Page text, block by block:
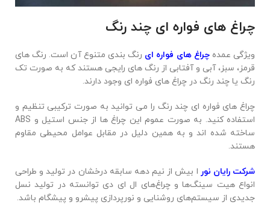
چراغ های فواره ای چند رنگ
ویژگی عمدهچراغ های فواره ای رنگ بندی متنوع آن است. رنگ های
قرمز، سبز، آبی و آفتابی از رنگ های رایجی هستند که به صورت تک
رنگ یا چند رنگ در چراغ های فواره ای وجود دارند.
چراغ های فواره ای چند رنگ را می توانید به صورت ترکیبی تنظیم و
استفاده کنید. به صورت عموم این چراغ ها از جنس استیل و ABS
ساخته شده اند و به همین دلیل در مقابل عوامل محیطی مقاوم
هستند.
شرکت رایان نور ا بیش از نیم دهه سابقه درخشان در تولید و طراحی
انواع هیت سینگ‌ها و چراغ‌های ال ای دی توانسته در تولید نسل
جدیدی از سیستم‌های روشنایی و نورپردازی پیشرو و پیشگام باشد.